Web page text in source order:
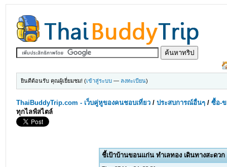
ยินดีต้อนรับ คุณผู้เยี่ยมชม! (เข้าสู่ระบบ — ลงทะเบียน)
ThaiBuddyTrip.com - เว็บคู่หูของคนชอบเที่ยว /ประสบการณ์อื่นๆ /ซื้อ-ข
ทุกไลฟ์สไตล์
ชี้เป้าบ้านขอนแก่น ทำเลทอง เดินทางสะดว